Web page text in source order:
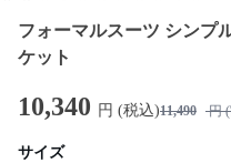
フォーマルスーツ シンプ
ケット
10,340 円 (税込)11,490 円 (
サイズ